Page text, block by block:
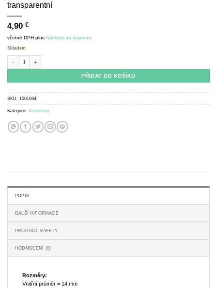
transparentní
4,90 €
včetně DPH plus Náklady na dopravu
Skladem
PŘIDAT DO KOŠÍKU
SKU: 1001694
Kategorie: Konektory
POPIS
DALŠÍ INFORMACE
PRODUCT SAFETY
HODNOCENÍ (0)
Rozměry:
Vnitřní průměr = 14 mm